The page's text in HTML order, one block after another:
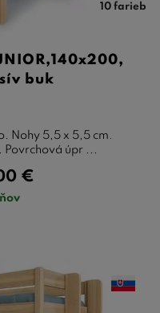
10 farieb
buk
Nohy 5,5 x 5,5 cm.
Povrchová úpr ...
€